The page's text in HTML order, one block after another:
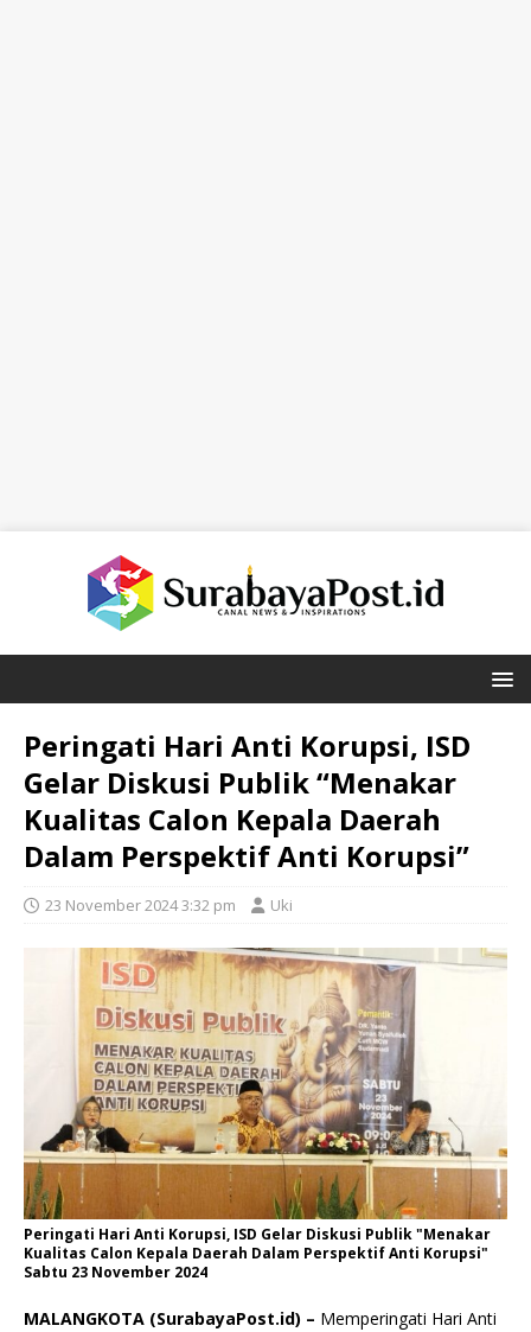
Peringati Hari Anti Korupsi, ISD
Gelar Diskusi Publik “Menakar
Kualitas Calon Kepala Daerah
Dalam Perspektif Anti Korupsi”
23 November 2024 3:32 pm Uki
Peringati Hari Anti Korupsi, ISD Gelar Diskusi Publik "Menakar
Kualitas Calon Kepala Daerah Dalam Perspektif Anti Korupsi"
Sabtu 23 November 2024
MALANGKOTA (SurabayaPost.id) – Memperingati Hari Anti